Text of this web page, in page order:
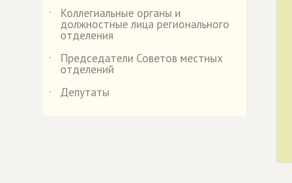
˙ Коллегиальные органы и
должностные лица регионального
отделения
˙
Председатели Советов местных
отделений
˙
Депутаты